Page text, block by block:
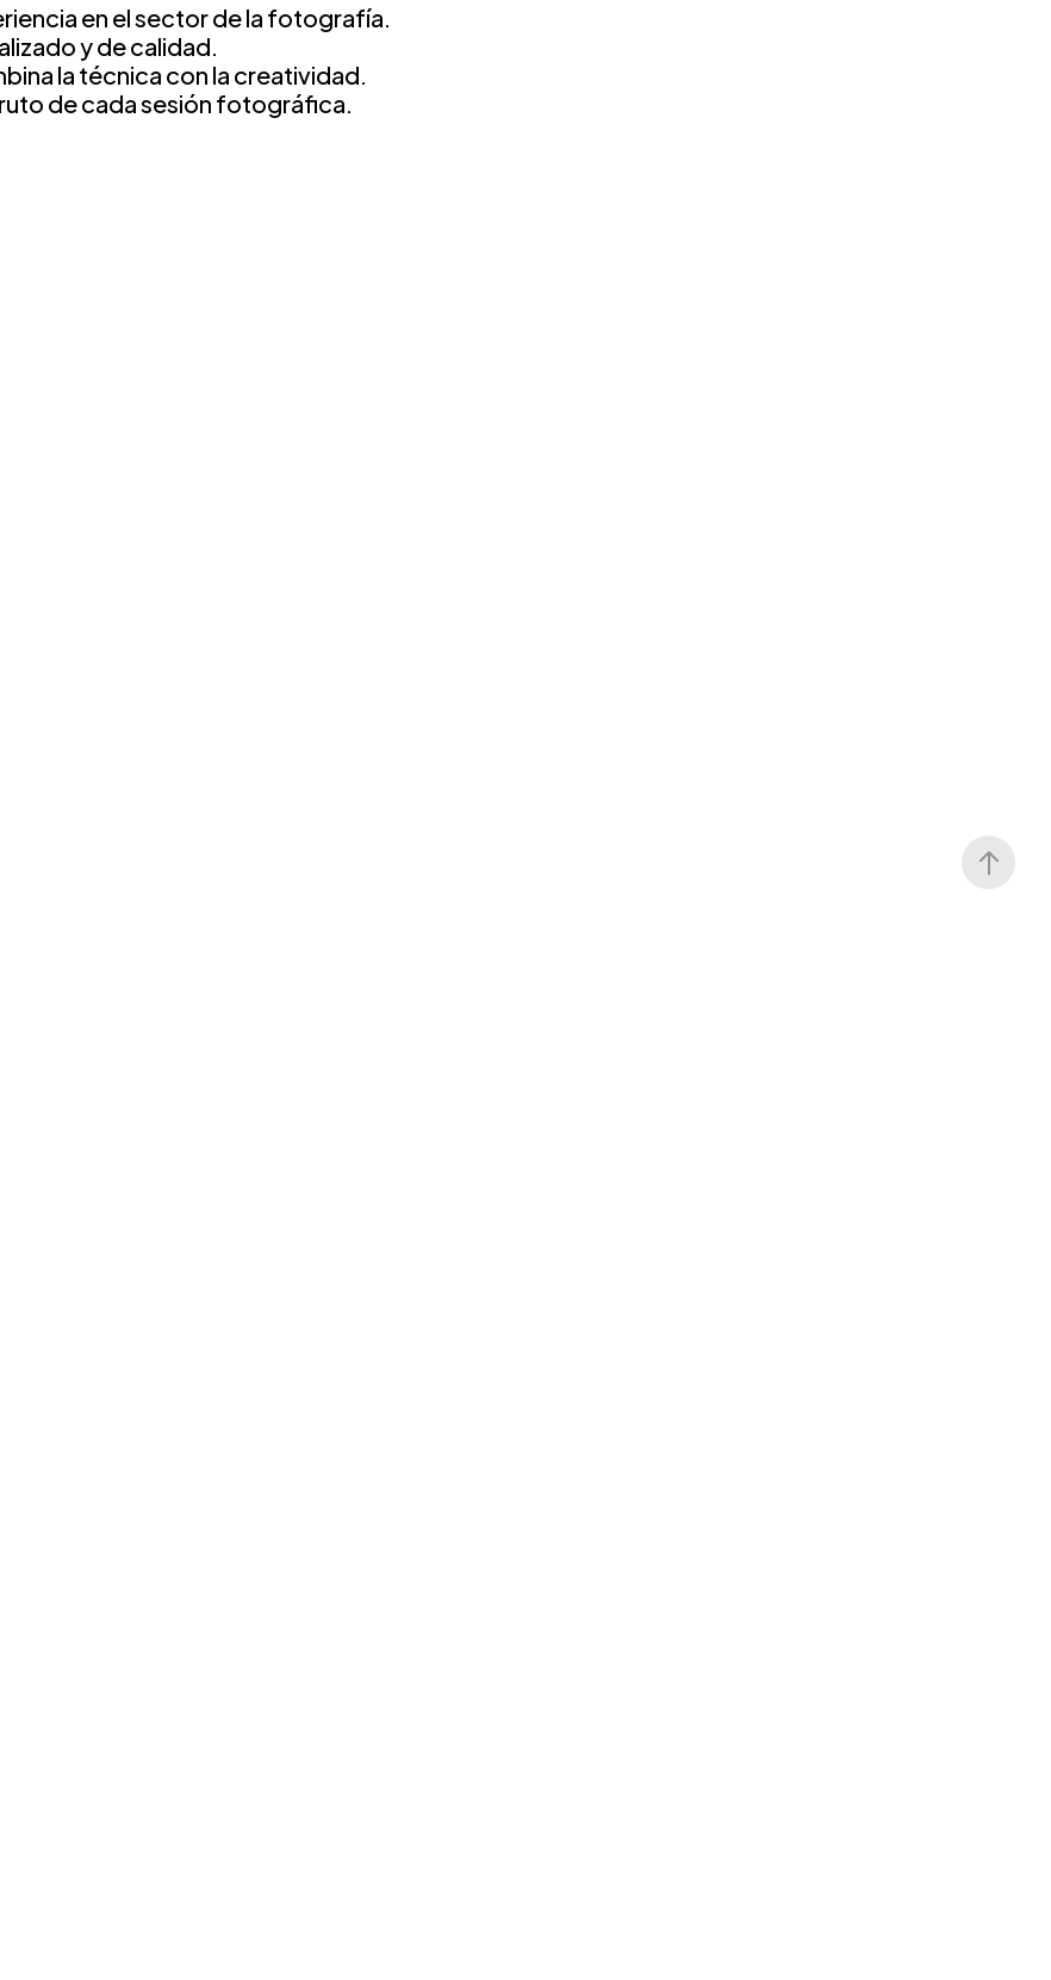
en el sector de la fotografía.
y de calidad.
la técnica con la creatividad.
de cada sesión fotográfica.